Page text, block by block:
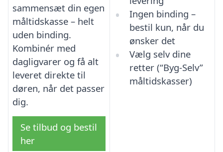
sammensæt din egen
måltidskasse – helt
uden binding.
Kombinér med
dagligvarer og få alt
leveret direkte til
døren, når det passer
dig.
Se tilbud og bestil
her
Ingen binding –
bestil kun, når du
ønsker det
Vælg selv dine
retter (“Byg-Selv”
måltidskasser)